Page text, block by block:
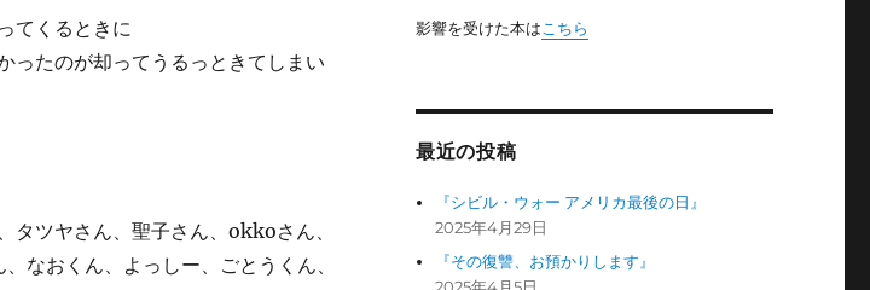
てくるときに
ったのが却ってうるっときてしまい
、タツヤさん、聖子さん、okkoさん、
なおくん、よっしー、ごとうくん、
影響を受けた本はこちら
最近の投稿
『シビル・ウォー アメリカ最後の日』
2025年4月29日
『その復讐、お預かりします』